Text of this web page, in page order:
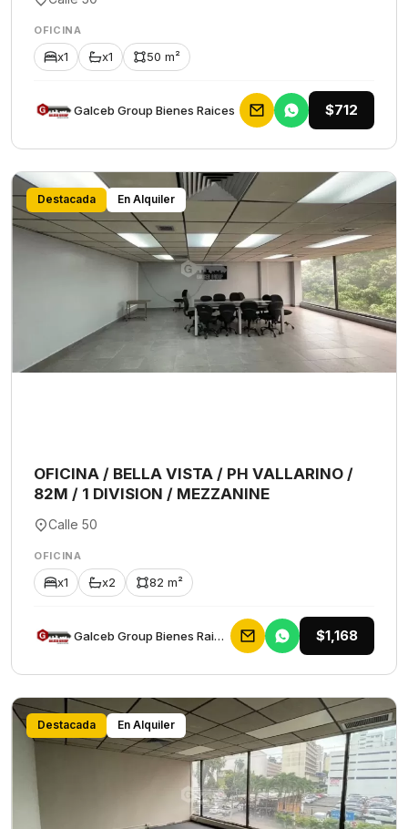
OFICINA
x1 x1 50 m²
Galceb Group Bienes Raices $712
Destacada En Alquiler
OFICINA / BELLA VISTA / PH VALLARINO /
82M / 1 DIVISION / MEZZANINE
Calle 50
OFICINA
x1 x2 82 m²
Galceb Group Bienes Raices $1,168
Destacada En Alquiler